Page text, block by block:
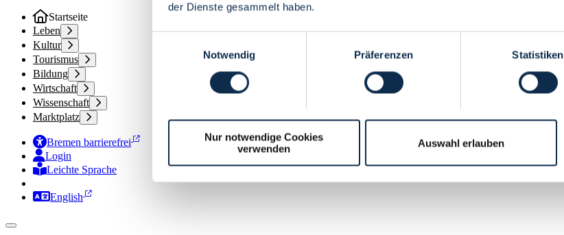
der Dienste gesammelt haben.
Notwendig
Präferenzen Statistiken
Nur notwendige Cookies
verwenden
Auswahl erlauben
Startseite
Leben
Kultur
Tourismus
Bildung
Wirtschaft
Wissenschaft
Marktplatz
Bremen barrierefrei
Login
Leichte Sprache
Zur Deutschen Gebärdensprache
English